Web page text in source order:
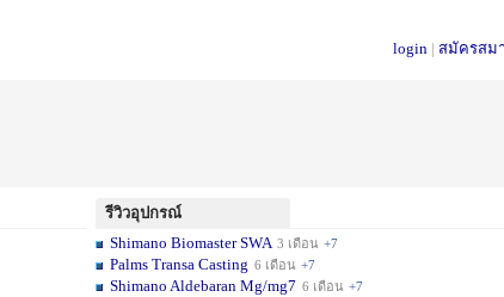
login | สมัครสม
รีวิวอุปกรณ์
Shimano Biomaster SWA 3 เดือน +7
Palms Transa Casting 6 เดือน +7
Shimano Aldebaran Mg/mg7 6 เดือน +7